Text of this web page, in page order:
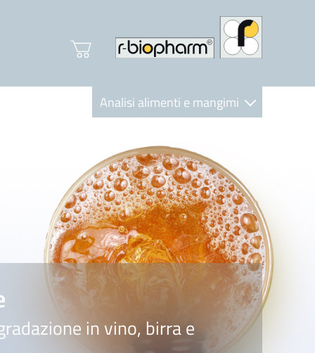
Analisi alimenti e mangimi
R-Biopharm AG
Nutrition Care
in vino, birra e